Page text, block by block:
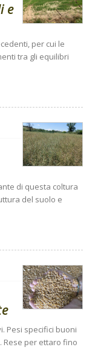
e
per cui le
tra gli equilibri
di questa coltura
del suolo e
Pesi specifici buoni
Rese per ettaro fino